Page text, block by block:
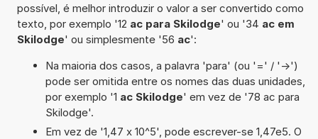
possível, é melhor introduzir o valor a ser convertido como
texto, por exemplo '12 ac para Skilodge' ou '34 ac em
Skilodge' ou simplesmente '56 ac':
Na maioria dos casos, a palavra 'para' (ou '=' / '->')
pode ser omitida entre os nomes das duas unidades,
por exemplo '1 ac Skilodge' em vez de '78 ac para
Skilodge'.
Em vez de '1,47 x 10^5', pode escrever-se 1,47e5. O